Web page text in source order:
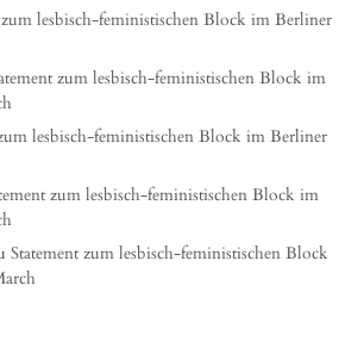
zum lesbisch-feministischen Block im Berliner
zum lesbisch-feministischen Block im
lesbisch-feministischen Block im Berliner
zum lesbisch-feministischen Block im
Statement zum lesbisch-feministischen Block